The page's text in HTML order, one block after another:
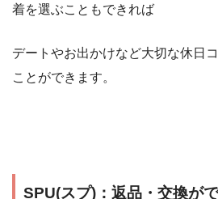
着を選ぶこともできれば
デートやお出かけなど大切な休日
ことができます。
SPU(スプ)：返品・交換が